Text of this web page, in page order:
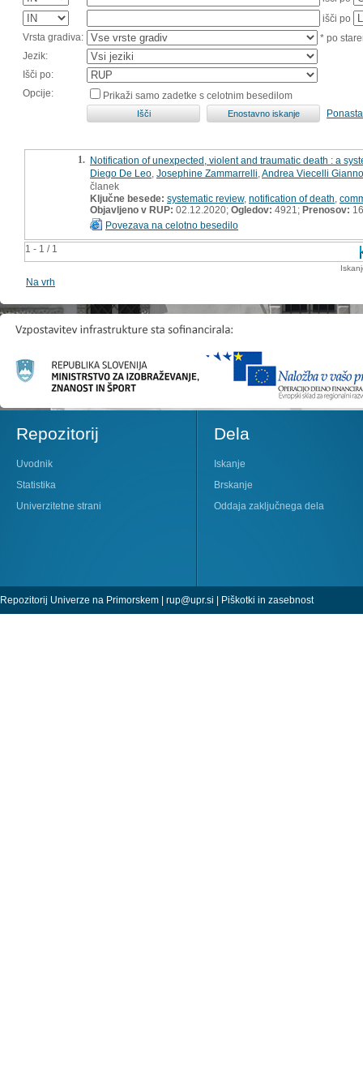
išči po
Vrsta gradiva:
* po
Jezik:
Išči po:
Opcije:
Prikaži samo zadetke s celotnim besedilom
1 - 1 / 1
1. Notification of unexpected, violent and traumatic death : a
Diego De Leo Josephine Zammarrelli Andrea Viecelli
članek
Ključne besede: systematic review, notification of death
Objavljeno v RUP: 02.12.2020; Ogledov: 4921; Prenosov:
Povezava na celotno besedilo
Na vrh
Repozitorij
Uvodnik
Statistika
Univerzitetne strani
Dela
Iskanje
Brskanje
Oddaja zaključnega dela
Repozitorij Univerze na Primorskem | rup@upr.si | Piškotki in zasebnost